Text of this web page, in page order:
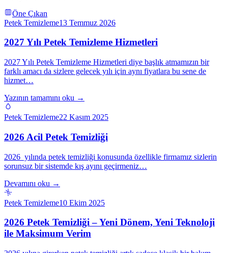
Öne Çıkan
Petek Temizleme13 Temmuz 2026
2027 Yılı Petek Temizleme Hizmetleri
2027 Yılı Petek Temizleme Hizmetleri diye başlık atmamızın bir
farklı amacı da sizlere gelecek yılı için aynı fiyatlara bu sene de
hizmet…
Yazının tamamını oku →
Petek Temizleme22 Kasım 2025
2026 Acil Petek Temizliği
2026 yılında petek temizliği konusunda özellikle firmamız sizlerin
sorunsuz bir sistemde kış ayını geçirmeniz…
Devamını oku →
Petek Temizleme10 Ekim 2025
2026 Petek Temizliği – Yeni Dönem, Yeni Teknoloji
ile Maksimum Verim